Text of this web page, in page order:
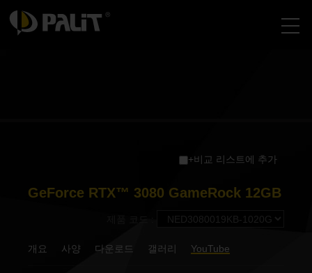
+비교 리스트에 추가
GeForce RTX™ 3080 GameRock 12GB
개요 사양 다운로드 갤러리 YouTube